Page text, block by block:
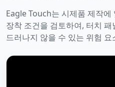
Eagle Touch는 시제품 제작
장착 조건을 검토하여, 터치
드러나지 않을 수 있는 위험